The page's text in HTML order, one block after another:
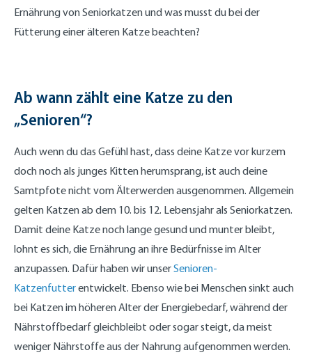
Ernährung von Seniorkatzen und was musst du bei der
Fütterung einer älteren Katze beachten?
Ab wann zählt eine Katze zu den
„Senioren“?
Auch wenn du das Gefühl hast, dass deine Katze vor kurzem
doch noch als junges Kitten herumsprang, ist auch deine
Samtpfote nicht vom Älterwerden ausgenommen. Allgemein
gelten Katzen ab dem 10. bis 12. Lebensjahr als Seniorkatzen.
Damit deine Katze noch lange gesund und munter bleibt,
lohnt es sich, die Ernährung an ihre Bedürfnisse im Alter
anzupassen. Dafür haben wir unserSenioren-
Katzenfutterentwickelt. Ebenso wie bei Menschen sinkt auch
bei Katzen im höheren Alter der Energiebedarf, während der
Nährstoffbedarf gleichbleibt oder sogar steigt, da meist
weniger Nährstoffe aus der Nahrung aufgenommen werden.